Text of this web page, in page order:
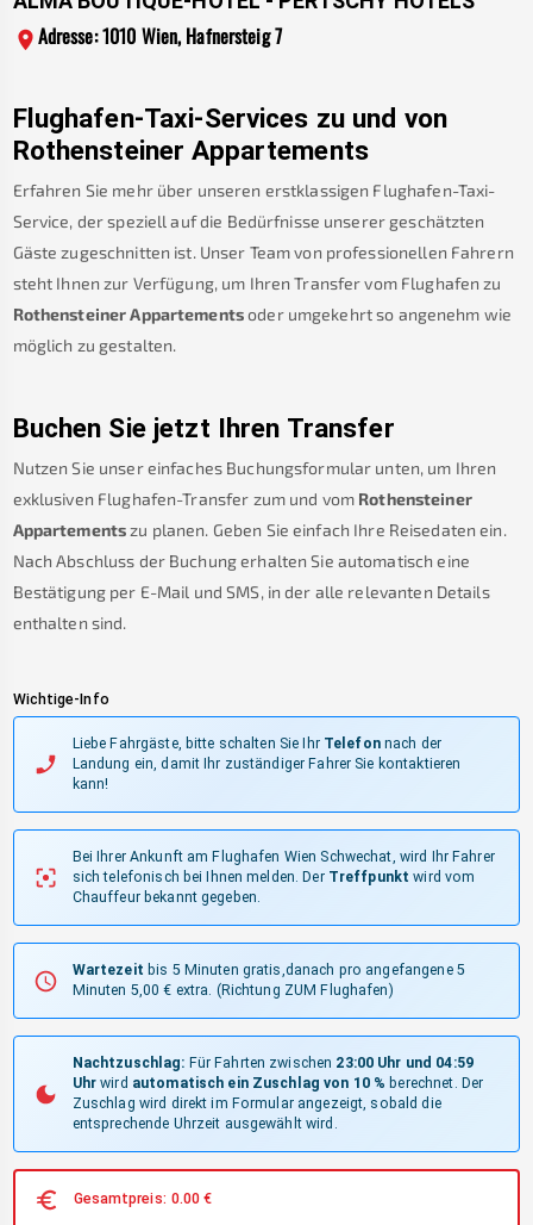
Adresse: 1010 Wien, Hafnersteig 7
Flughafen-Taxi-Services zu und von
Rothensteiner Appartements
Erfahren Sie mehr über unseren erstklassigen Flughafen-Taxi-
Service, der speziell auf die Bedürfnisse unserer geschätzten
Gäste zugeschnitten ist. Unser Team von professionellen Fahrern
steht Ihnen zur Verfügung, um Ihren Transfer vom Flughafen zu
Rothensteiner Appartementsoder umgekehrt so angenehm wie
möglich zu gestalten.
Buchen Sie jetzt Ihren Transfer
Nutzen Sie unser einfaches Buchungsformular unten, um Ihren
exklusiven Flughafen-Transfer zum und vom Rothensteiner
Appartementszu planen. Geben Sie einfach Ihre Reisedaten ein.
Nach Abschluss der Buchung erhalten Sie automatisch eine
Bestätigung per E-Mail und SMS, in der alle relevanten Details
enthalten sind.
Wichtige-Info
Liebe Fahrgäste, bitte schalten Sie Ihr Telefonnach der
Landung ein, damit Ihr zuständiger Fahrer Sie kontaktieren
kann!
Bei Ihrer Ankunft am Flughafen Wien Schwechat, wird Ihr Fahrer
sich telefonisch bei Ihnen melden. Der Treffpunkt wird vom
Chauffeur bekannt gegeben.
Wartezeit bis 5 Minuten gratis,danach pro angefangene 5
Minuten 5,00 € extra. (Richtung ZUM Flughafen)
Nachtzuschlag: Für Fahrten zwischen 23:00 Uhr und 04:59
Uhr wird automatisch ein Zuschlag von 10 % berechnet. Der
Zuschlag wird direkt im Formular angezeigt, sobald die
entsprechende Uhrzeit ausgewählt wird.
Gesamtpreis: 0.00 €